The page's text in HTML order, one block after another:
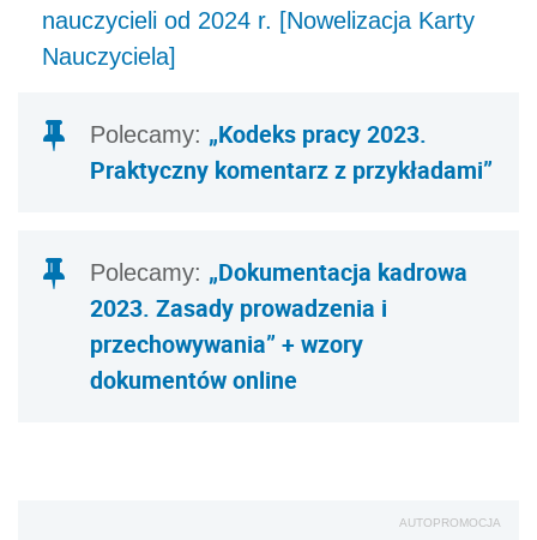
nauczycieli od 2024 r. [Nowelizacja Karty
Nauczyciela]
Polecamy: „Kodeks pracy 2023.
Praktyczny komentarz z przykładami”
Polecamy: „Dokumentacja kadrowa
2023. Zasady prowadzenia i
przechowywania” + wzory
dokumentów online
AUTOPROMOCJA